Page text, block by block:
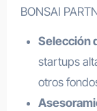
BONSAI
Selección
startups
otros